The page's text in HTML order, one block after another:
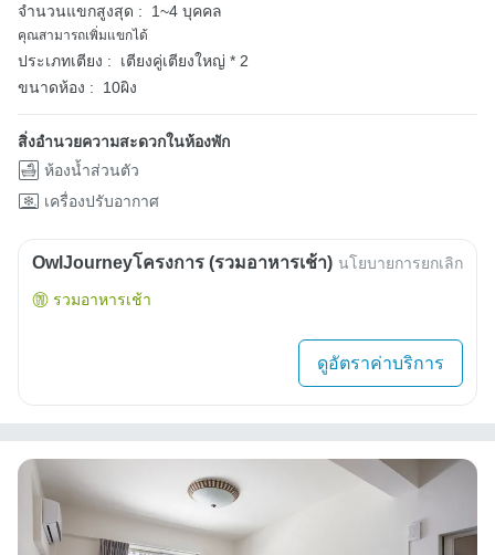
จำนวนแขกสูงสุด : 1~4 บุคคล
คุณสามารถเพิ่มแขกได้
ประเภทเตียง :
เตียงคู่เตียงใหญ่ * 2
ขนาดห้อง :
10ผิง
สิ่งอำนวยความสะดวกในห้องพัก
ห้องน้ำส่วนตัว
เครื่องปรับอากาศ
OwlJourneyโครงการ (รวมอาหารเช้า) นโยบายการยกเลิก
รวมอาหารเช้า
ดูอัตราค่าบริการ